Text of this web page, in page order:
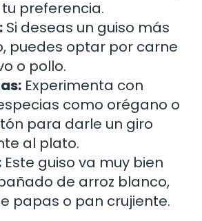
preferencia.
Si deseas un guiso más
puedes optar por carne
o pollo.
Experimenta con
como orégano o
para darle un giro
al plato.
Este guiso va muy bien
de arroz blanco,
papas o pan crujiente.